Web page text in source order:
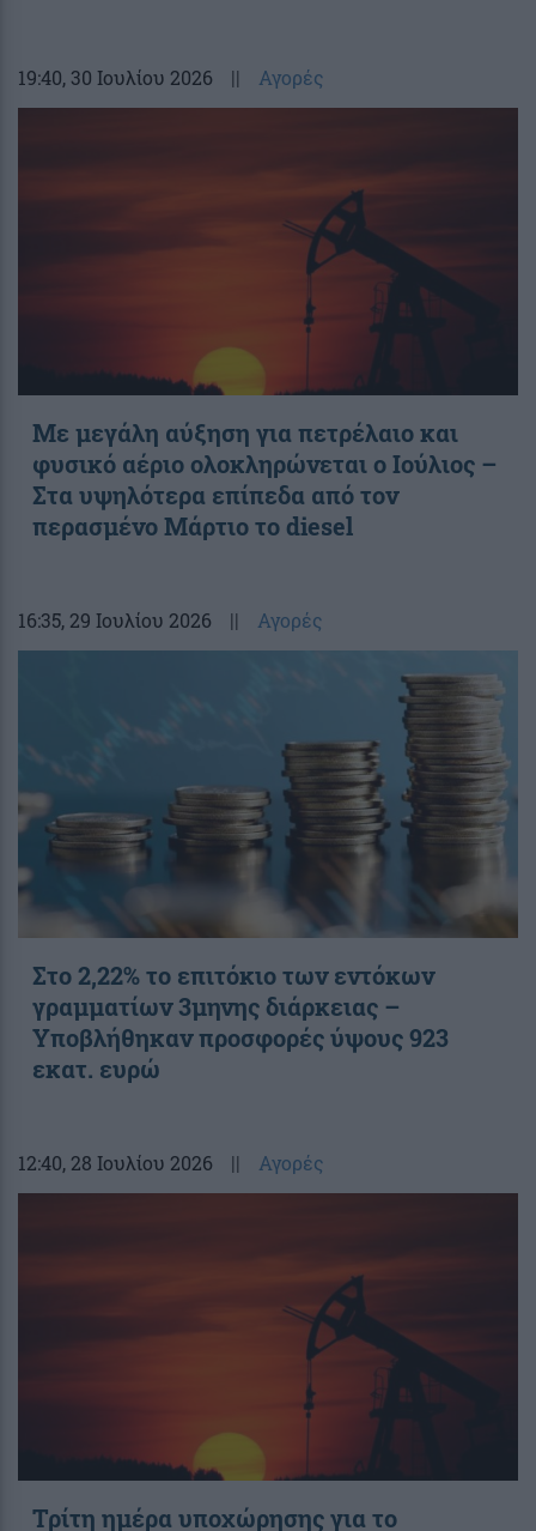
19:40, 30 Ιουλίου 2026 || Αγορές
Με μεγάλη αύξηση για πετρέλαιο και
φυσικό αέριο ολοκληρώνεται ο Ιούλιος –
Στα υψηλότερα επίπεδα από τον
περασμένο Μάρτιο το diesel
16:35, 29 Ιουλίου 2026 || Αγορές
Στο 2,22% το επιτόκιο των εντόκων
γραμματίων 3μηνης διάρκειας –
Υποβλήθηκαν προσφορές ύψους 923
εκατ. ευρώ
12:40, 28 Ιουλίου 2026 || Αγορές
Τρίτη ημέρα υποχώρησης για το